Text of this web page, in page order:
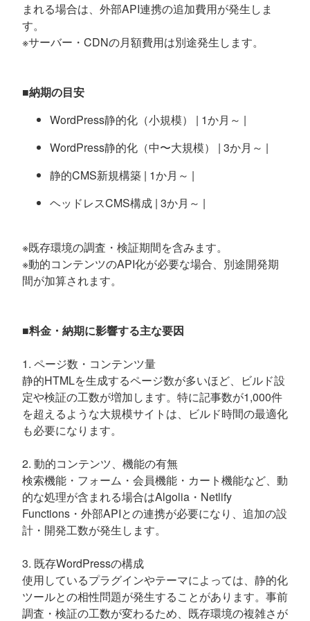
まれる場合は、外部API連携の追加費用が発生しま
す。
※サーバー・CDNの月額費用は別途発生します。
■納期の目安
WordPress静的化（小規模） | 1か月～ |
WordPress静的化（中〜大規模） | 3か月～ |
静的CMS新規構築 | 1か月～ |
ヘッドレスCMS構成 | 3か月～ |
※既存環境の調査・検証期間を含みます。
※動的コンテンツのAPI化が必要な場合、別途開発期
間が加算されます。
■料金・納期に影響する主な要因
1. ページ数・コンテンツ量
静的HTMLを生成するページ数が多いほど、ビルド設
定や検証の工数が増加します。特に記事数が1,000件
を超えるような大規模サイトは、ビルド時間の最適化
も必要になります。
2. 動的コンテンツ、機能の有無
検索機能・フォーム・会員機能・カート機能など、動
的な処理が含まれる場合はAlgolia・Netlify
Functions・外部APIとの連携が必要になり、追加の設
計・開発工数が発生します。
3. 既存WordPressの構成
使用しているプラグインやテーマによっては、静的化
ツールとの相性問題が発生することがあります。事前
調査・検証の工数が変わるため、既存環境の複雑さが